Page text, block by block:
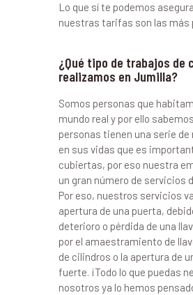
Lo que sí te podemos
nuestras tarifas son las más
¿Qué tipo de trabajos de
realizamos en Jumilla?
Somos personas que
mundo real y por ello
personas tienen una serie
en sus vidas que es
cubiertas, por eso nuestra
un gran número de servicios
Por eso, nuestros servicios
apertura de una puerta,
deterioro o pérdida de una
por el amaestramiento de
de cilindros o la apertura de
fuerte. ¡Todo lo que puedas
nosotros ya lo hemos